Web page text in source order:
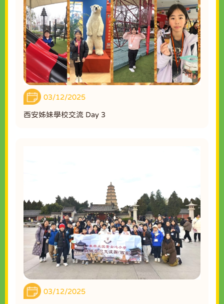
03/12/2025
西安姊妹學校交流 Day 3
03/12/2025